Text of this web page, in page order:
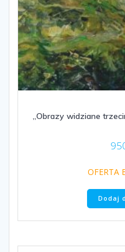
„Obrazy widziane
OFERTA
Dodaj